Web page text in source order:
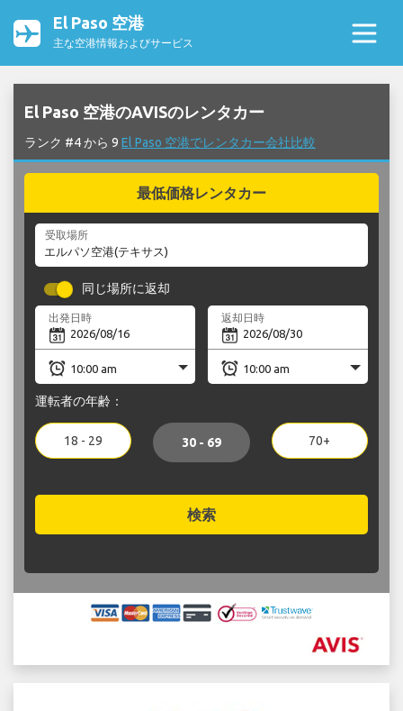
El Paso 空港
主な空港情報およびサービス
El Paso 空港のAVISのレンタカー
ランク #4 から 9 El Paso 空港でレンタカー会社比較
最低価格レンタカー
受取場所
同じ場所に返却
出発日時 返却日時
運転者の年齢：
18 - 29 30 - 69 70+
検索